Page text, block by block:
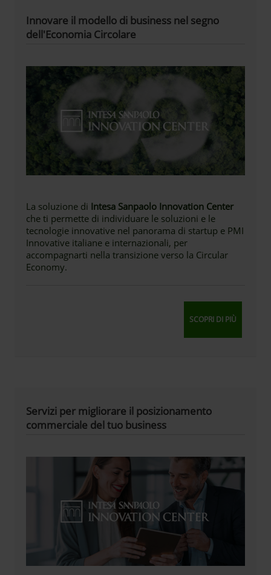
Innovare il modello di business nel segno
dell'Economia Circolare
La soluzione di Intesa Sanpaolo Innovation Center
che ti permette di individuare le soluzioni e le
tecnologie innovative nel panorama di startup e PMI
Innovative italiane e internazionali, per
accompagnarti nella transizione verso la Circular
Economy.
SCOPRI DI PIÙ
Servizi per migliorare il posizionamento
commerciale del tuo business